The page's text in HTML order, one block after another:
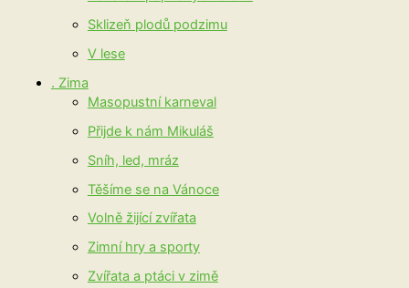
Sklizeň plodů podzimu
V lese
. Zima
Masopustní karneval
Přijde k nám Mikuláš
Sníh, led, mráz
Těšíme se na Vánoce
Volně žijící zvířata
Zimní hry a sporty
Zvířata a ptáci v zimě